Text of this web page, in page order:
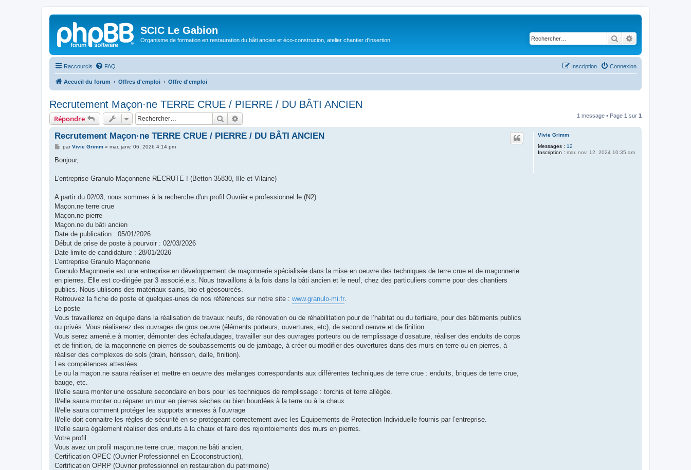
SCIC Le Gabion
Organisme de formation en restauration du bâti ancien et éco-construcion, atelier chantier d'insertion Rechercher
Raccourcis FAQ Connexion
Inscription
Accueil du forum Offres d'emploi Offre d'emploi
Recrutement Maçon·ne TERRE CRUE / PIERRE / DU BÂTI ANCIEN
Répondre Rechercher 1 message • Page 1 sur 1
Vivie Grimm
Messages : 12
Inscription : mar. nov. 12, 2024 10:35 am
Recrutement Maçon·ne TERRE CRUE / PIERRE / DU BÂTI ANCIEN
M
s
g
parVivie Grimm» mar. janv. 06, 2026 4:14 pm
Bonjour,
L'entreprise Granulo Maçonnerie RECRUTE ! (Betton 35830, Ille-et-Vilaine)
A partir du 02/03, nous sommes à la recherche d'un profil Ouvrièr.e professionnel.le (N2)
Maçon.ne terre crue
Maçon.ne pierre
Maçon.ne du bâti ancien
Date de publication : 05/01/2026
Début de prise de poste à pourvoir : 02/03/2026
Date limite de candidature : 28/01/2026
L’entreprise Granulo Maçonnerie
Granulo Maçonnerie est une entreprise en développement de maçonnerie spécialisée dans la mise en oeuvre des techniques de terre crue et de maçonnerie
en pierres. Elle est co-dirigée par 3 associé.e.s. Nous travaillons à la fois dans la bâti ancien et le neuf, chez des particuliers comme pour des chantiers
publics. Nous utilisons des matériaux sains, bio et géosourcés.
Retrouvez la fiche de poste et quelques-unes de nos références sur notre site : www.granulo-mi.fr
Le poste
Vous travaillerez en équipe dans la réalisation de travaux neufs, de rénovation ou de réhabilitation pour de l’habitat ou du tertiaire, pour des bâtiments publics
ou privés. Vous réaliserez des ouvrages de gros oeuvre (éléments porteurs, ouvertures, etc), de second oeuvre et de finition.
Vous serez amené.e à monter, démonter des échafaudages, travailler sur des ouvrages porteurs ou de remplissage d’ossature, réaliser des enduits de corps
et de finition, de la maçonnerie en pierres de soubassements ou de jambage, à créer ou modifier des ouvertures dans des murs en terre ou en pierres, à
réaliser des complexes de sols (drain, hérisson, dalle, finition).
Les compétences attestées
Le ou la maçon.ne saura réaliser et mettre en oeuvre des mélanges correspondants aux différentes techniques de terre crue : enduits, briques de terre crue,
bauge, etc.
Il/elle saura monter une ossature secondaire en bois pour les techniques de remplissage : torchis et terre allégée.
Il/elle saura monter ou réparer un mur en pierres sèches ou bien hourdées à la terre ou à la chaux.
Il/elle saura comment protéger les supports annexes à l’ouvrage
Il/elle doit connaitre les règles de sécurité en se protégeant correctement avec les Equipements de Protection Individuelle fournis par l’entreprise.
Il/elle saura également réaliser des enduits à la chaux et faire des rejointoiements des murs en pierres.
Votre profil
Vous avez un profil maçon.ne terre crue, maçon.ne bâti ancien,
Certification OPEC (Ouvrier Professionnel en Ecoconstruction),
Certification OPRP (Ouvrier professionnel en restauration du patrimoine)